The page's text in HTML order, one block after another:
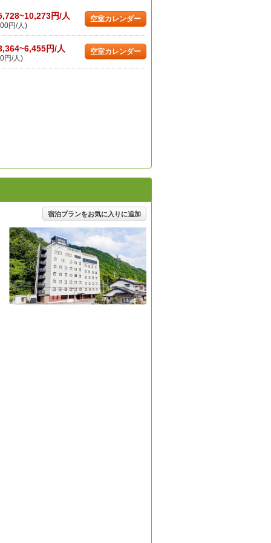
円/人
円/人)
空室カレンダー
円/人
円/人)
空室カレンダー
宿泊プランをお気に入りに追加